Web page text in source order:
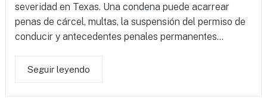
severidad en Texas. Una condena puede acarrear
penas de cárcel, multas, la suspensión del permiso de
conducir y antecedentes penales permanentes...
Seguir leyendo